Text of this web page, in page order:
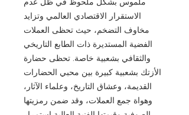
الاستقرار الاقتصادي العالمي وتزايد
مخاوف التضخم، حيث تحظى العملات
الفضية المستديرة ذات الطابع التاريخي
والثقافي بشعبية خاصة. تحظى حضارة
الأزتك بشعبية كبيرة بين محبي الحضارات
القديمة، وعشاق التاريخ، وعلماء الآثار،
وهواة جمع العملات، وقد ضمن رمزيتها